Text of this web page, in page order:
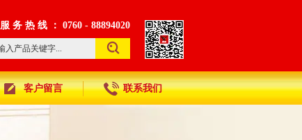
服 务 热 线 ： 0760 - 88894020
客户留言 联系我们